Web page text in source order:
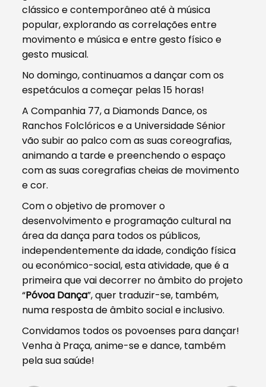
clássico e contemporâneo até à música
popular, explorando as correlações entre
movimento e música e entre gesto físico e
gesto musical.
No domingo, continuamos a dançar com os
espetáculos a começar pelas 15 horas!
A Companhia 77, a Diamonds Dance, os
Ranchos Folclóricos e a Universidade Sénior
vão subir ao palco com as suas coreografias,
animando a tarde e preenchendo o espaço
com as suas coregrafias cheias de movimento
e cor.
Com o objetivo de promover o
desenvolvimento e programação cultural na
área da dança para todos os públicos,
independentemente da idade, condição física
ou económico-social, esta atividade, que é a
primeira que vai decorrer no âmbito do projeto
“Póvoa Dança”, quer traduzir-se, também,
numa resposta de âmbito social e inclusivo.
Convidamos todos os povoenses para dançar!
Venha à Praça, anime-se e dance, também
pela sua saúde!